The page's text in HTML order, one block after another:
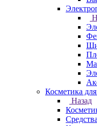
Косметика
Назад